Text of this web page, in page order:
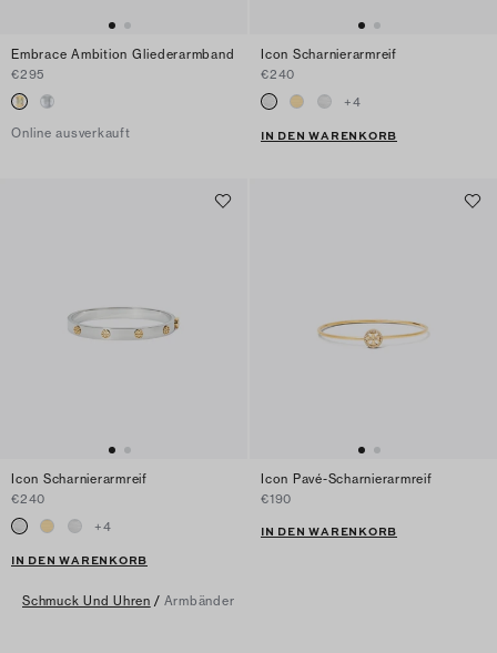
Embrace Ambition Gliederarmband
€295
Online ausverkauft
Icon Scharnierarmreif
€240
+4
IN DEN WARENKORB
Icon Scharnierarmreif
€240
+4
IN DEN WARENKORB
Icon Pavé-Scharnierarmreif
€190
IN DEN WARENKORB
Schmuck Und Uhren / Armbänder